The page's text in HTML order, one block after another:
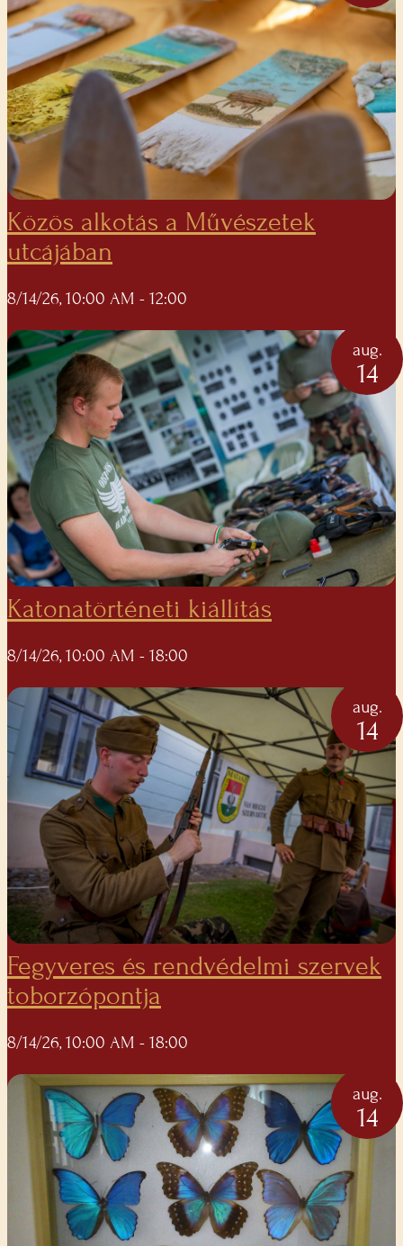
Közös alkotás a Művészetek
utcájában
8/14/26, 10:00 AM - 12:00
aug.
14
Katonatörténeti kiállítás
8/14/26, 10:00 AM - 18:00
aug.
14
Fegyveres és rendvédelmi szervek
toborzópontja
8/14/26, 10:00 AM - 18:00
aug.
14